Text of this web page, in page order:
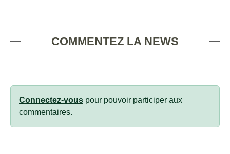
COMMENTEZ LA NEWS
Connectez-vous pour pouvoir participer aux
commentaires.